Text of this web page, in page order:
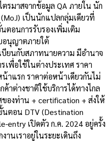
รมาสจากข้อมูล QA ภายใน นัก
เป็นนักแปลกลุ่มเดียวที่
ตอนการรับรองเพิ่มเติม
อนุญาตภายใต้
ยนกับสภาทนายความ มีอำนาจ
เพื่อใช้ในต่างประเทศ ราคา
าแรก ราคาต่อหน้าเดียวกันไม่
าต่างชาติใช้บริการได้ทางไกล
องท่าน + certification + ส่งให้
นตอน DTV (Destination
entry เปิดตัว ก.ค. 2024 อยู่ครั้ง
านเราอยู่ในระยะเดินถึง